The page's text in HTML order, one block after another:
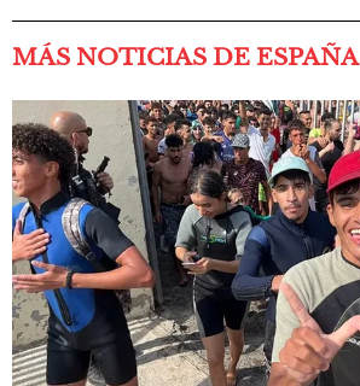
MÁS NOTICIAS DE ESPAÑA